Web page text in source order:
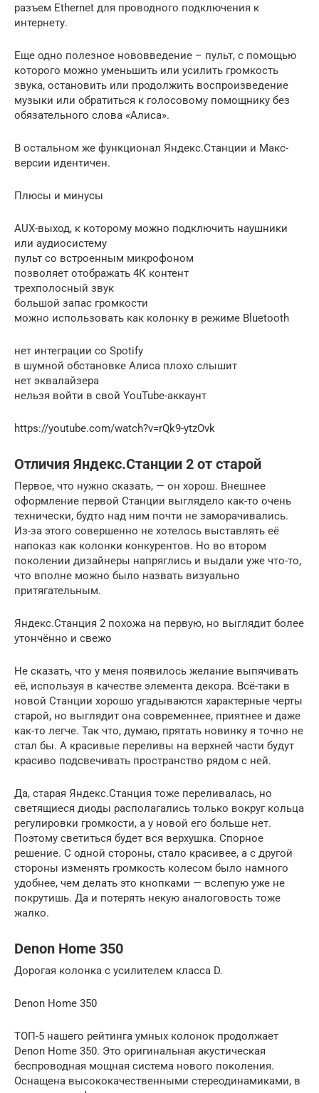
разъем Ethernet для проводного подключения к
интернету.
Еще одно полезное нововведение – пульт, с помощью
которого можно уменьшить или усилить громкость
звука, остановить или продолжить воспроизведение
музыки или обратиться к голосовому помощнику без
обязательного слова «Алиса».
В остальном же функционал Яндекс.Станции и Макс-
версии идентичен.
Плюсы и минусы
AUX-выход, к которому можно подключить наушники
или аудиосистему
пульт со встроенным микрофоном
позволяет отображать 4К контент
трехполосный звук
большой запас громкости
можно использовать как колонку в режиме Bluetooth
нет интеграции со Spotify
в шумной обстановке Алиса плохо слышит
нет эквалайзера
нельзя войти в свой YouTube-аккаунт
https://youtube.com/watch?v=rQk9-ytzOvk
Отличия Яндекс.Станции 2 от старой
Первое, что нужно сказать, — он хорош. Внешнее
оформление первой Станции выглядело как-то очень
технически, будто над ним почти не заморачивались.
Из-за этого совершенно не хотелось выставлять её
напоказ как колонки конкурентов. Но во втором
поколении дизайнеры напряглись и выдали уже что-то,
что вполне можно было назвать визуально
притягательным.
Яндекс.Станция 2 похожа на первую, но выглядит более
утончённо и свежо
Не сказать, что у меня появилось желание выпячивать
её, используя в качестве элемента декора. Всё-таки в
новой Станции хорошо угадываются характерные черты
старой, но выглядит она современнее, приятнее и даже
как-то легче. Так что, думаю, прятать новинку я точно не
стал бы. А красивые переливы на верхней части будут
красиво подсвечивать пространство рядом с ней.
Да, старая Яндекс.Станция тоже переливалась, но
светящиеся диоды располагались только вокруг кольца
регулировки громкости, а у новой его больше нет.
Поэтому светиться будет вся верхушка. Спорное
решение. С одной стороны, стало красивее, а с другой
стороны изменять громкость колесом было намного
удобнее, чем делать это кнопками — вслепую уже не
покрутишь. Да и потерять некую аналоговость тоже
жалко.
Denon Home 350
Дорогая колонка с усилителем класса D.
Denon Home 350
ТОП-5 нашего рейтинга умных колонок продолжает
Denon Home 350. Это оригинальная акустическая
беспроводная мощная система нового поколения.
Оснащена высококачественными стереодинамиками, в